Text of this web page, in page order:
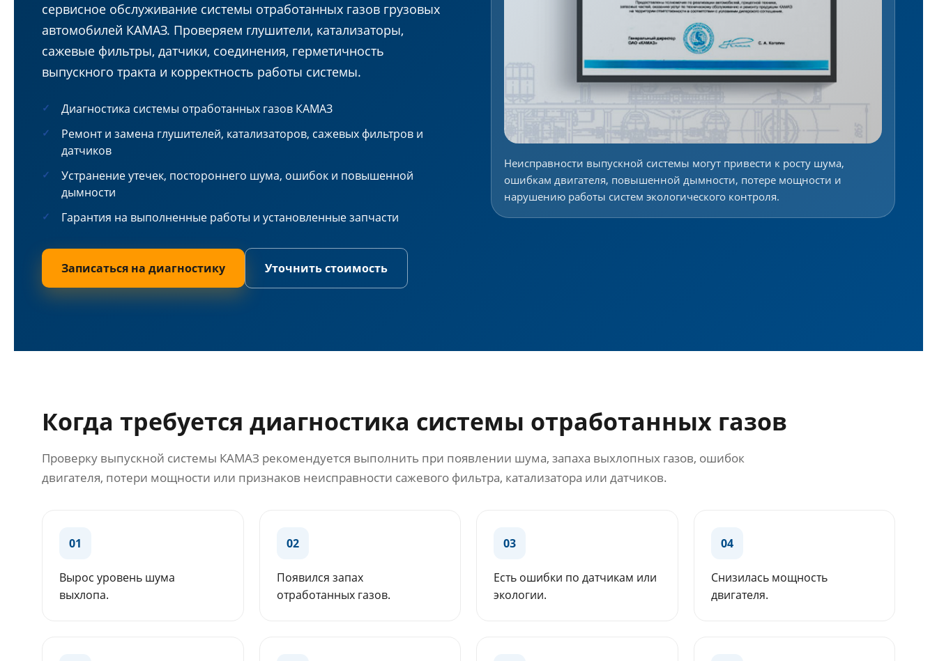
сервисное обслуживание системы отработанных газов грузовых
автомобилей КАМАЗ. Проверяем глушители, катализаторы,
сажевые фильтры, датчики, соединения, герметичность
выпускного тракта и корректность работы системы.
Диагностика системы отработанных газов КАМАЗ
Ремонт и замена глушителей, катализаторов, сажевых фильтров и
датчиков
Устранение утечек, постороннего шума, ошибок и повышенной
дымности
Гарантия на выполненные работы и установленные запчасти
Записаться на диагностику Уточнить стоимость
Неисправности выпускной системы могут привести к росту шума,
ошибкам двигателя, повышенной дымности, потере мощности и
нарушению работы систем экологического контроля.
Когда требуется диагностика системы отработанных газов
Проверку выпускной системы КАМАЗ рекомендуется выполнить при появлении шума, запаха выхлопных газов, ошибок
двигателя, потери мощности или признаков неисправности сажевого фильтра, катализатора или датчиков.
01
Вырос уровень шума
выхлопа.
02
Появился запах
отработанных газов.
03
Есть ошибки по датчикам или
экологии.
04
Снизилась мощность
двигателя.